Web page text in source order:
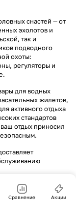
Сравнение Акции
снастей — от
эхолотов и
так и
подводного
охоты:
регуляторы и
для водных
жилетов,
активного отдыха
стандартов
отдых приносил